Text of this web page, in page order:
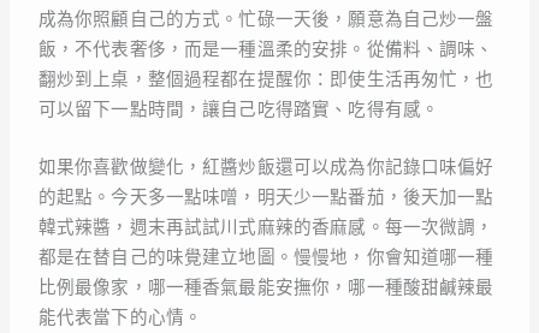
成為你照顧自己的方式。忙碌一天後，願意為自己炒一盤
飯，不代表奢侈，而是一種溫柔的安排。從備料、調味、
翻炒到上桌，整個過程都在提醒你：即使生活再匆忙，也
可以留下一點時間，讓自己吃得踏實、吃得有感。
如果你喜歡做變化，紅醬炒飯還可以成為你記錄口味偏好
的起點。今天多一點味噌，明天少一點番茄，後天加一點
韓式辣醬，週末再試試川式麻辣的香麻感。每一次微調，
都是在替自己的味覺建立地圖。慢慢地，你會知道哪一種
比例最像家，哪一種香氣最能安撫你，哪一種酸甜鹹辣最
能代表當下的心情。